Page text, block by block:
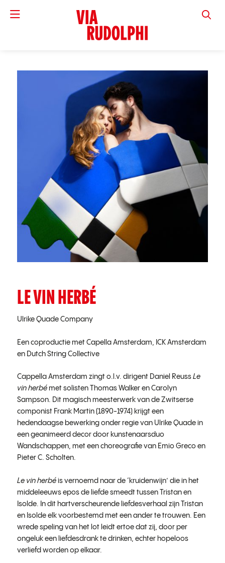
VIA
LE VIN HERBÉ
Ulrike Quade Company
Een coproductie met Capella Amsterdam, ICK Amsterdam
en Dutch String Collective
Cappella Amsterdam zingt o.l.v. dirigent Daniel Reuss Le
vin herbémet solisten Thomas Walker en Carolyn
Sampson. Dit magisch meesterwerk van de Zwitserse
componist Frank Martin (1890-1974) krijgt een
hedendaagse bewerking onder regie van Ulrike Quade in
een geanimeerd decor door kunstenaarsduo
Wandschappen, met een choreografie van Emio Greco en
Pieter C. Scholten.
Le vin herbéis vernoemd naar de ‘kruidenwijn’ die in het
middeleeuws epos de liefde smeedt tussen Tristan en
Isolde. In dit hartverscheurende liefdesverhaal zijn Tristan
en Isolde elk voorbestemd met een ander te trouwen. Een
wrede speling van het lot leidt ertoe dat zij, door per
ongeluk een liefdesdrank te drinken, echter hopeloos
verliefd worden op elkaar.